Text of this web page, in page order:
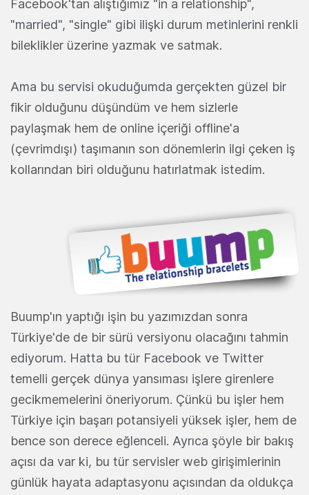
Facebook'tan alıştığımız "in a relationship",
"married", "single" gibi ilişki durum metinlerini renkli
bileklikler üzerine yazmak ve satmak.
Ama bu servisi okuduğumda gerçekten güzel bir
fikir olduğunu düşündüm ve hem sizlerle
paylaşmak hem de online içeriği offline'a
(çevrimdışı) taşımanın son dönemlerin ilgi çeken iş
kollarından biri olduğunu hatırlatmak istedim.
Buump'ın yaptığı işin bu yazımızdan sonra
Türkiye'de de bir sürü versiyonu olacağını tahmin
ediyorum. Hatta bu tür Facebook ve Twitter
temelli gerçek dünya yansıması işlere girenlere
gecikmemelerini öneriyorum. Çünkü bu işler hem
Türkiye için başarı potansiyeli yüksek işler, hem de
bence son derece eğlenceli. Ayrıca şöyle bir bakış
açısı da var ki, bu tür servisler web girişimlerinin
günlük hayata adaptasyonu açısından da oldukça